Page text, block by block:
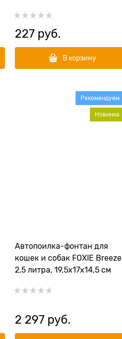
227 руб.
В корзину
Автопоилка-фонтан для
кошек и собак FOXIE Breeze
2,5 литра, 19,5х17х14,5 см
Рекомендуем
Новинка
2 297 руб.